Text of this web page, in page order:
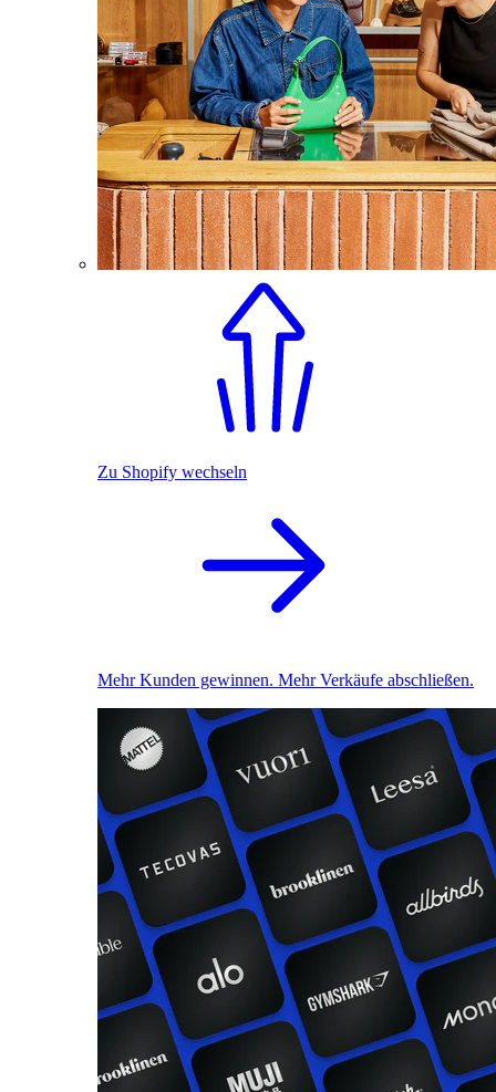
Zu Shopify wechseln
Mehr Kunden gewinnen. Mehr Verkäufe abschließen.